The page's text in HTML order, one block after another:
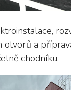
otvorů a
chodníku.